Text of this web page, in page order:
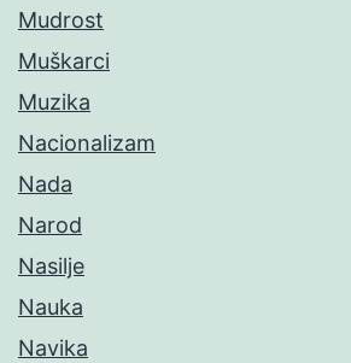
Mudrost
Muškarci
Muzika
Nacionalizam
Nada
Narod
Nasilje
Nauka
Navika